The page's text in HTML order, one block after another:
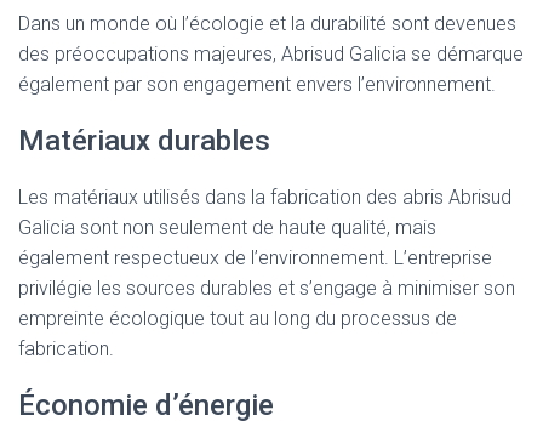
Dans un monde où l’écologie et la durabilité sont devenues
des préoccupations majeures, Abrisud Galicia se démarque
également par son engagement envers l’environnement.
Matériaux durables
Les matériaux utilisés dans la fabrication des abris Abrisud
Galicia sont non seulement de haute qualité, mais
également respectueux de l’environnement. L’entreprise
privilégie les sources durables et s’engage à minimiser son
empreinte écologique tout au long du processus de
fabrication.
Économie d’énergie